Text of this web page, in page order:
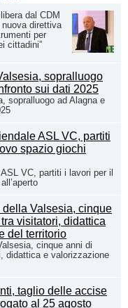
dal CDM
direttiva
per
cittadini”
sopralluogo ad Alagna e
VC, partiti i lavori per il
cinque anni di
didattica e valorizzazione